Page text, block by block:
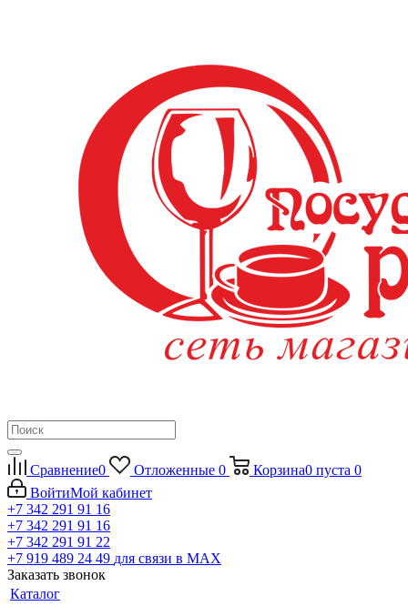
Сравнение0 Отложенные 0 Корзина0 пуста 0
ВойтиМой кабинет
+7 342 291 91 16
+7 342 291 91 16
+7 342 291 91 22
+7 919 489 24 49 для связи в МАХ
Заказать звонок
Каталог